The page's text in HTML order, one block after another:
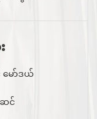
ော်ဒယ်
င်